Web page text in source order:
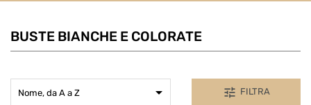
BUSTE BIANCHE E COLORATE
Nome, da A a Z  tune FILTRA